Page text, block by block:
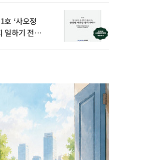
호 ‘사오정
하기 전략’